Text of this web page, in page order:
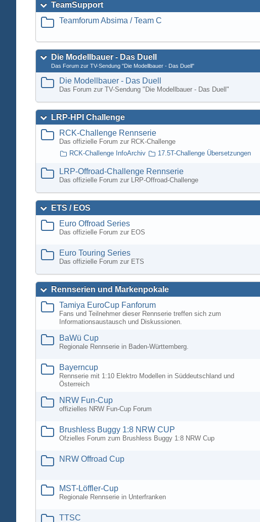
TeamSupport
Teamforum Absima / Team C
Die Modellbauer - Das Duell
Das Forum zur TV-Sendung "Die Modellbauer - Das Duell"
Die Modellbauer - Das Duell
Das Forum zur TV-Sendung "Die Modellbauer - Das Duell"
LRP-HPI Challenge
RCK-Challenge Rennserie
Das offizielle Forum zur RCK-Challenge
RCK-Challenge InfoArchiv 17.5T-Challenge Übersetzungen
LRP-Offroad-Challenge Rennserie
Das offizielle Forum zur LRP-Offroad-Challenge
ETS / EOS
Euro Offroad Series
Das offizielle Forum zur EOS
Euro Touring Series
Das offizielle Forum zur ETS
Rennserien und Markenpokale
Tamiya EuroCup Fanforum
Fans und Teilnehmer dieser Rennserie treffen sich zum
Informationsaustausch und Diskussionen.
BaWü Cup
Regionale Rennserie in Baden-Württemberg.
Bayerncup
Rennserie mit 1:10 Elektro Modellen in Süddeutschland und
Österreich
NRW Fun-Cup
offizielles NRW Fun-Cup Forum
Brushless Buggy 1:8 NRW CUP
Ofzielles Forum zum Brushless Buggy 1:8 NRW Cup
NRW Offroad Cup
MST-Löffler-Cup
Regionale Rennserie in Unterfranken
TTSC